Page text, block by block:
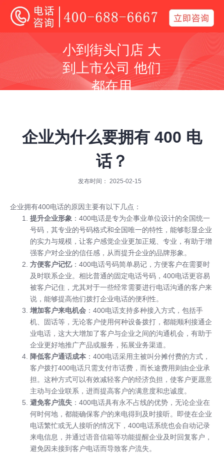
全国400电话受理中心
400号码呼叫中心平台技术服务商
同等号码，服务更优
400-688-6667
400电话
小到街头门店 大
到上市公司 他们
都在用
企业为什么要拥有 400 电
话？
发布时间： 2025-02-15
企业拥有400电话的原因主要有以下几点：
提升企业形象 ：400电话是专为企事业单位设计的全国统一
号码，其专业的号码格式和全国唯一的特性，能够彰显企业
的实力与规模，让客户感觉企业更加正规、专业，有助于增
强客户对企业的信任感，从而提升企业的品牌形象。
方便客户记忆：400电话号码简单易记，方便客户在需要时
及时联系企业。相比普通的固定电话号码，400电话更容易
被客户记住，尤其对于一些经常需要进行电话沟通的客户来
说，能够提高他们拨打企业电话的便利性。
增加客户来电机会 ：400电话支持多种接入方式，包括手
机、固话等，无论客户使用何种设备拨打，都能顺利接通企
业电话，这大大增加了客户与企业之间的沟通机会，有助于
企业更好地推广产品或服务，拓展业务渠道。
降低客户通话成本 ：400电话采用主被叫分摊付费的方式，
客户拨打400电话只需支付市话费，而长途费用则由企业承
担。这种方式可以有效减轻客户的经济负担，使客户更愿意
主动与企业联系，进而提高客户的满意度和忠诚度。
避免客户流失 ：400电话具有永不占线的优势，无论企业在
何时何地，都能确保客户的来电得到及时接听。即使在企业
电话繁忙或无人接听的情况下，400电话系统也会自动记录
来电信息，并通过语音信箱等功能提醒企业及时回复客户，
避免因未接到客户电话而导致客户流失。